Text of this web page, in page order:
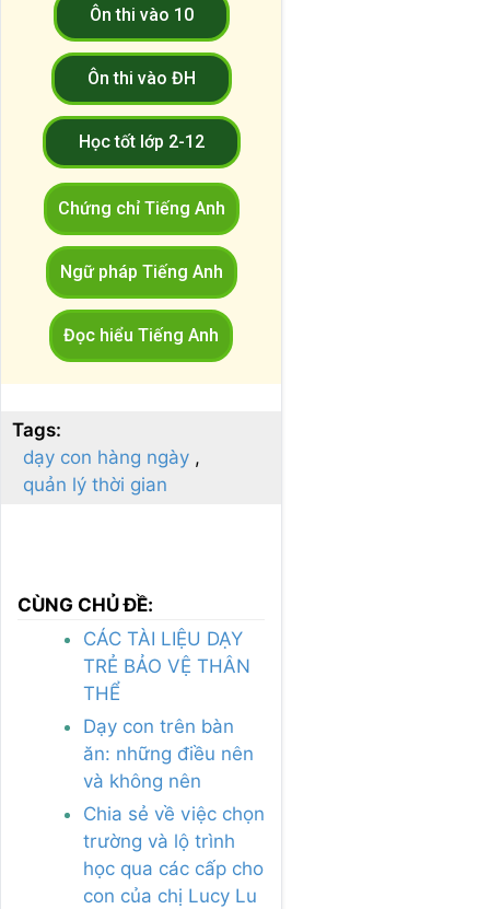
Ôn thi vào 10
Ôn thi vào ĐH
Học tốt lớp 2-12
Chứng chỉ Tiếng Anh
Ngữ pháp Tiếng Anh
Đọc hiểu Tiếng Anh
Tags:
dạy con hàng ngày
quản lý thời gian
CÙNG CHỦ ĐỀ:
CÁC TÀI LIỆU DẠY
TRẺ BẢO VỆ THÂN
THỂ
Dạy con trên bàn
ăn: những điều nên
và không nên
Chia sẻ về việc chọn
trường và lộ trình
học qua các cấp cho
con của chị Lucy Lu